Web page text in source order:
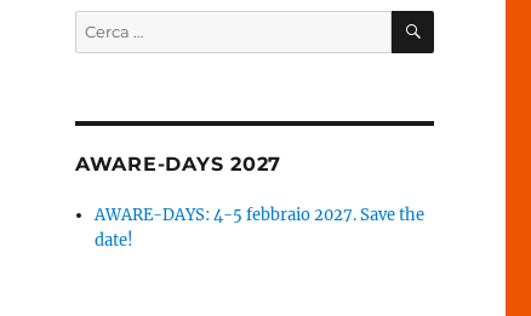
Cerca: CERCA
AWARE-DAYS 2027
AWARE-DAYS: 4-5 febbraio 2027. Save the
date!